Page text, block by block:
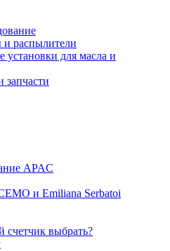
и распылители
для масла и
запчасти
APAC
и Emiliana Serbatoi
выбрать?